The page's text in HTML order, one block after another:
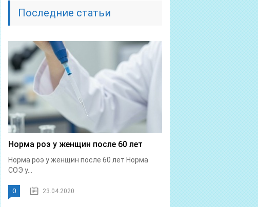
Последние статьи
Норма роэ у женщин после 60 лет
Норма роэ у женщин после 60 лет Норма
СОЭ у...
0 23.04.2020